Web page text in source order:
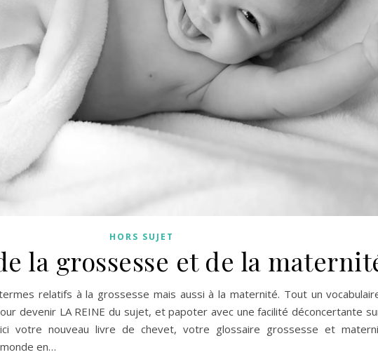
HORS SUJET
la grossesse et de la
relatifs à la grossesse mais aussi à la maternité. Tout un
devenir LA REINE du sujet, et papoter avec une facilité déconcertante
votre nouveau livre de chevet, votre glossaire grossesse et
en…